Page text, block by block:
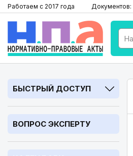
Работаем с 2017 года Документов:
БЫСТРЫЙ ДОСТУП
ВОПРОС ЭКСПЕРТУ